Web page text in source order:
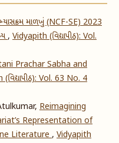
માળખું (NCF-SE) 2023
, Vidyapith (વિદ્યાપીઠ): Vol.
Prachar Sabha and
Vol. 63 No. 4
Reimagining
Representation of
Literature, Vidyapith